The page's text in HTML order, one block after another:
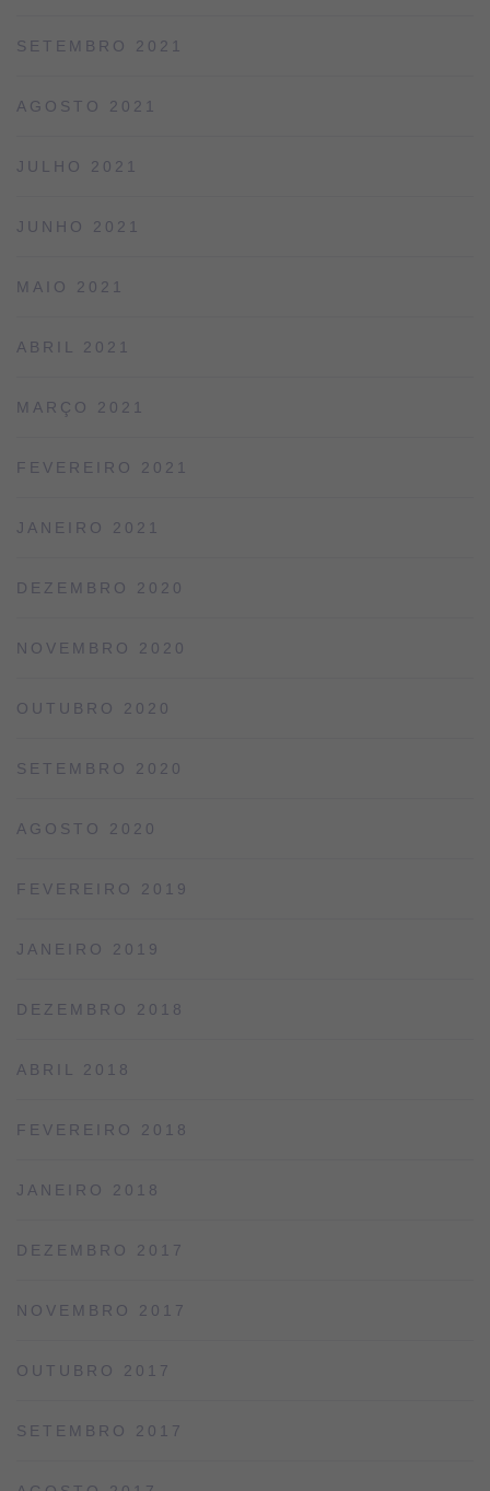
SETEMBRO 2021
AGOSTO 2021
JULHO 2021
JUNHO 2021
MAIO 2021
ABRIL 2021
MARÇO 2021
FEVEREIRO 2021
JANEIRO 2021
DEZEMBRO 2020
NOVEMBRO 2020
OUTUBRO 2020
SETEMBRO 2020
AGOSTO 2020
FEVEREIRO 2019
JANEIRO 2019
DEZEMBRO 2018
ABRIL 2018
FEVEREIRO 2018
JANEIRO 2018
DEZEMBRO 2017
NOVEMBRO 2017
OUTUBRO 2017
SETEMBRO 2017